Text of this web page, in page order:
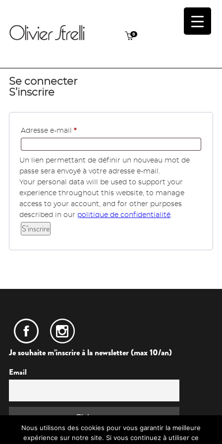
0
Se connecter
S’inscrire
Adresse e-mail *Obligatoire
Un lien permettant de définir un nouveau mot de
passe sera envoyé à votre adresse e-mail.
Your personal data will be used to support your
experience throughout this website, to manage
access to your account, and for other purposes
described in our politique de confidentialité.
S’inscrire
Je souhaite m’inscrire à la newsletter (max 10/an)
Email
Nous utilisons des cookies pour vous garantir la meilleure
expérience sur notre site. Si vous continuez à utiliser ce